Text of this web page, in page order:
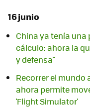
16 junio
China ya tenía
cálculo: ahora la
y defensa"
Recorrer el mundo
ahora permite
'Flight Simulator'